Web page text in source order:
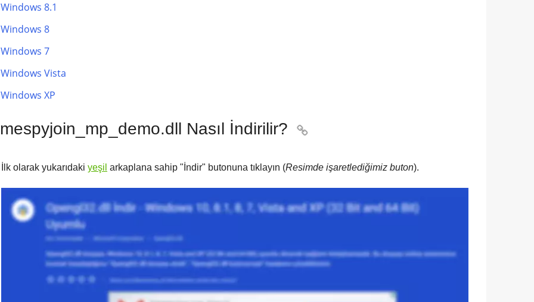
Windows 8.1
Windows 8
Windows 7
Windows Vista
Windows XP
Nasıl İndirilir? 
İlk olarak yukarıdaki yeşil arkaplana sahip " İndir" butonuna tıklayın (Resimde işaretlediğimiz buton).